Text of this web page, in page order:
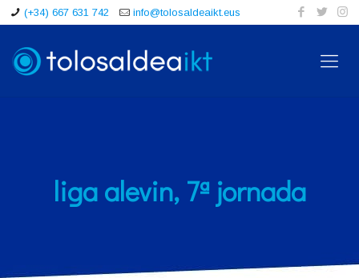
(+34) 667 631 742 info@tolosaldeaikt.eus
liga alevin, 7ª jornada